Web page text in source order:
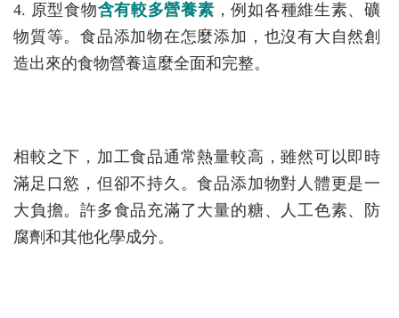
4. 原型食物含有較多營養素 ，例如各種維生素、礦
物質等。食品添加物在怎麼添加，也沒有大自然創
造出來的食物營養這麼全面和完整。
相較之下，加工食品通常熱量較高，雖然可以即時
滿足口慾，但卻不持久。食品添加物對人體更是一
大負擔。許多食品充滿了大量的糖、人工色素、防
腐劑和其他化學成分。